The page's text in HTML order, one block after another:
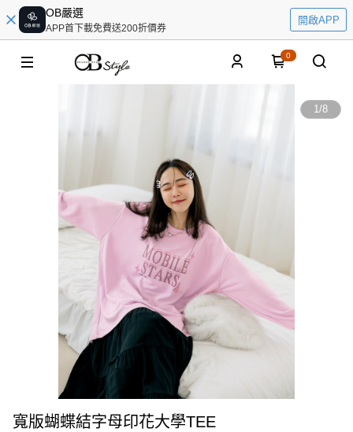
OB嚴選
APP首下載免費送200折價券
開啟APP
0
1/8
寬版蝴蝶結字母印花大學TEE